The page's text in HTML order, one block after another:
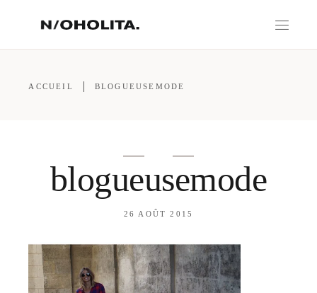
ACCUEIL BLOGUEUSEMODE
blogueusemode
26 AOÛT 2015